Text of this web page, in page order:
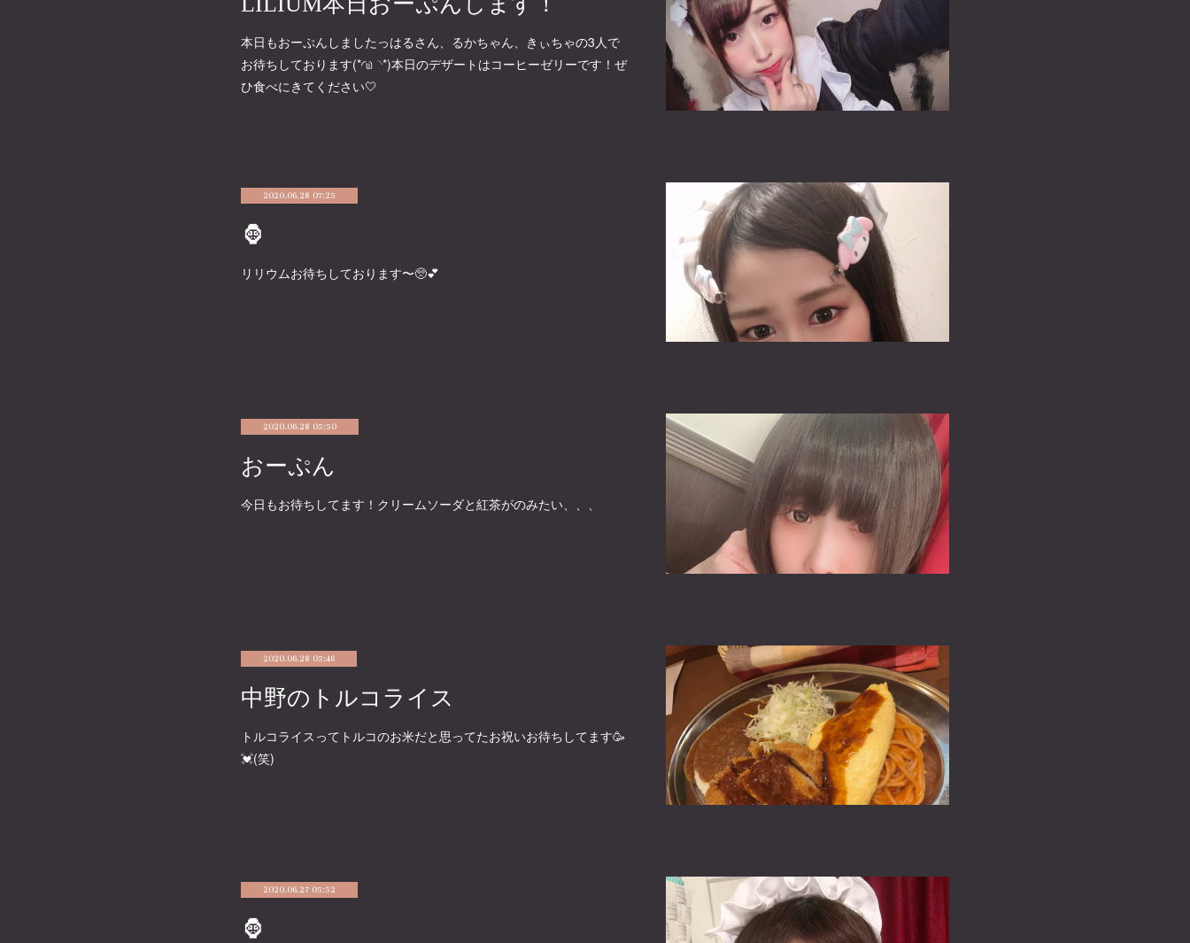
本日もおーぷんしましたっはるさん、るかちゃん、きぃちゃの3人で
お待ちしております(*◜௰◝*)本日のデザートはコーヒーゼリーです！ぜ
ひ食べにきてください🤍
2020.06.28 07:25
🦍
リリウムお待ちしております〜🥺💕
2020.06.28 05:50
おーぷん
今日もお待ちしてます！クリームソーダと紅茶がのみたい、、、
2020.06.28 05:46
中野のトルコライス
トルコライスってトルコのお米だと思ってたお祝いお待ちしてます🥳
💓(笑)
2020.06.27 05:52
🦍